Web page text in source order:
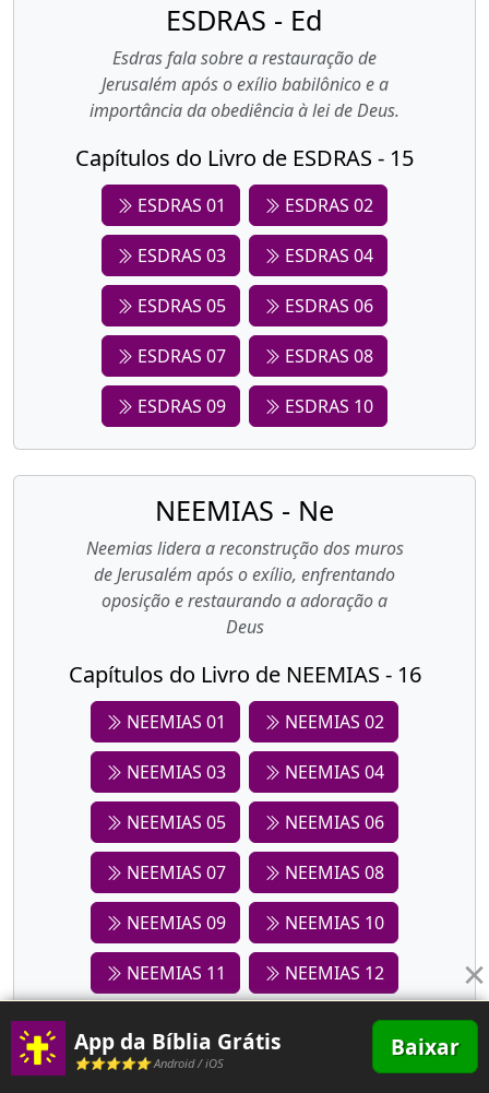
ESDRAS - Ed
Esdras fala sobre a restauração de
Jerusalém após o exílio babilônico e a
importância da obediência à lei de Deus.
Capítulos do Livro de ESDRAS - 15
ESDRAS 01 ESDRAS 02
ESDRAS 03 ESDRAS 04
ESDRAS 05 ESDRAS 06
ESDRAS 07 ESDRAS 08
ESDRAS 09 ESDRAS 10
NEEMIAS - Ne
Neemias lidera a reconstrução dos muros
de Jerusalém após o exílio, enfrentando
oposição e restaurando a adoração a
Deus
Capítulos do Livro de NEEMIAS - 16
NEEMIAS 01 NEEMIAS 02
NEEMIAS 03 NEEMIAS 04
NEEMIAS 05 NEEMIAS 06
NEEMIAS 07 NEEMIAS 08
NEEMIAS 09 NEEMIAS 10
NEEMIAS 11 NEEMIAS 12 ×
App da Bíblia Grátis
⭐⭐⭐⭐⭐ Android / iOS
Baixar